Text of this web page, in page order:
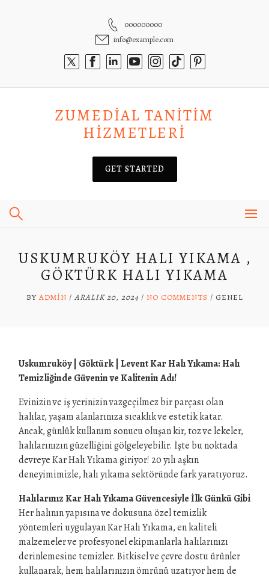
000000000
info@example.com
ZUMEDIAL TANITIM
HIZMETLERI
GET STARTED
USKUMRUKÖY HALI YIKAMA ,
GÖKTÜRK HALI YIKAMA
BY ADMIN / ARALIK 20, 2024 / NO COMMENTS / GENEL
Uskumruköy | Göktürk | Levent Kar Halı Yıkama: Halı
Temizliğinde Güvenin ve Kalitenin Adı!
Evinizin ve iş yerinizin vazgeçilmez bir parçası olan
halılar, yaşam alanlarınıza sıcaklık ve estetik katar.
Ancak, günlük kullanım sonucu oluşan kir, toz ve lekeler,
halılarınızın güzelliğini gölgeleyebilir. İşte bu noktada
devreye Kar Halı Yıkama giriyor! 20 yılı aşkın
deneyimimizle, halı yıkama sektöründe fark yaratıyoruz.
Halılarınız Kar Halı Yıkama Güvencesiyle İlk Günkü Gibi
Her halının yapısına ve dokusuna özel temizlik
yöntemleri uygulayan Kar Halı Yıkama, en kaliteli
malzemeler ve profesyonel ekipmanlarla halılarınızı
derinlemesine temizler. Bitkisel ve çevre dostu ürünler
kullanarak, hem halılarınızın ömrünü uzatıyor hem de